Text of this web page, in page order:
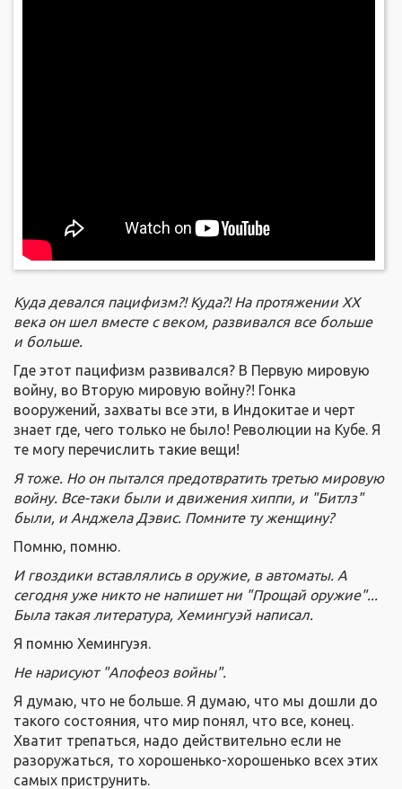
Куда девался пацифизм?! Куда?! На протяжении XX
века он шел вместе с веком, развивался все больше
и больше.
Где этот пацифизм развивался? В Первую мировую
войну, во Вторую мировую войну?! Гонка
вооружений, захваты все эти, в Индокитае и черт
знает где, чего только не было! Революции на Кубе. Я
те могу перечислить такие вещи!
Я тоже. Но он пытался предотвратить третью мировую
войну. Все-таки были и движения хиппи, и "Битлз"
были, и Анджела Дэвис. Помните ту женщину?
Помню, помню.
И гвоздики вставлялись в оружие, в автоматы. А
сегодня уже никто не напишет ни "Прощай оружие"...
Была такая литература, Хемингуэй написал.
Я помню Хемингуэя.
Не нарисуют "Апофеоз войны".
Я думаю, что не больше. Я думаю, что мы дошли до
такого состояния, что мир понял, что все, конец.
Хватит трепаться, надо действительно если не
разоружаться, то хорошенько-хорошенько всех этих
самых приструнить.